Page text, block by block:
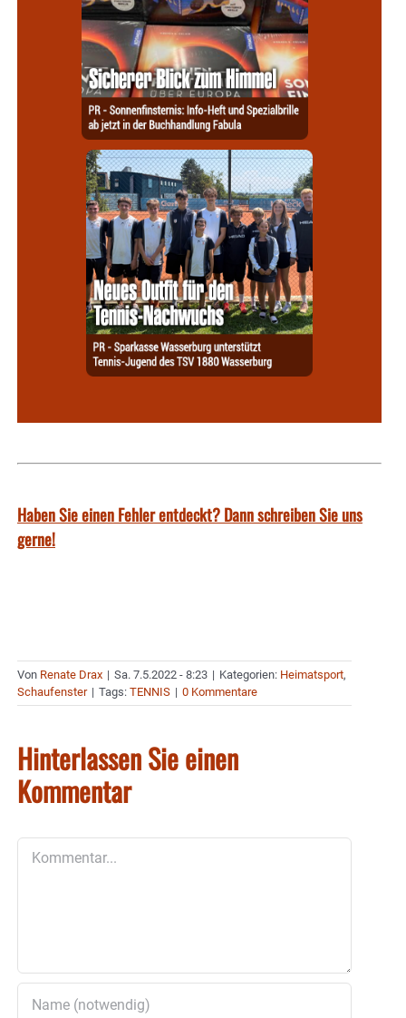
Haben Sie einen Fehler entdeckt? Dann schreiben Sie uns
gerne!
Von Renate Drax | Sa. 7.5.2022 - 8:23 | Kategorien: Heimatsport,
Schaufenster | Tags: TENNIS | 0 Kommentare
Hinterlassen Sie einen
Kommentar